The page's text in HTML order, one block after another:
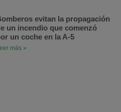
evitan la propagación
un incendio que comenzó
un coche en la A-5
más »